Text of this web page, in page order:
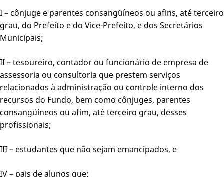
I – cônjuge e parentes consangüíneos ou afins, até terceiro
grau, do Prefeito e do Vice-Prefeito, e dos Secretários
Municipais;
II – tesoureiro, contador ou funcionário de empresa de
assessoria ou consultoria que prestem serviços
relacionados à administração ou controle interno dos
recursos do Fundo, bem como cônjuges, parentes
consangüíneos ou afim, até terceiro grau, desses
profissionais;
III – estudantes que não sejam emancipados, e
IV – pais de alunos que: